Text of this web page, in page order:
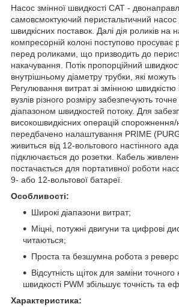
Насос змінної швидкості CAT -
самовсмоктуючий перистальтичний насос
швидкісних поставок. Далі дія роликів на
компресорній колоні поступово просуває
перед роликами, що призводить до
накачування. Потік пропорційний
внутрішньому діаметру трубки, які можуть
Регулювання витрат зі змінною швидкістю
вузлів різного розміру забезпечують
діапазоном швидкостей потоку. Для
високошвидкісних операцій
передбачено налаштування PRIME
живиться від 12-вольтового настінного
підключається до розетки. Кабель
постачається для портативної роботи
9- або 12-вольтової батареї.
Особливості:
Широкі діапазони витрат;
Міцні, потужні двигуни та цифрові
читаються;
Проста та безшумна робота з
Відсутність щіток для заміни
швидкості PWM збільшує точність та
Характеристика: